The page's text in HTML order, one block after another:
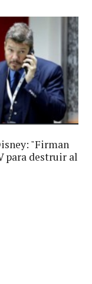
"Firman
para destruir al